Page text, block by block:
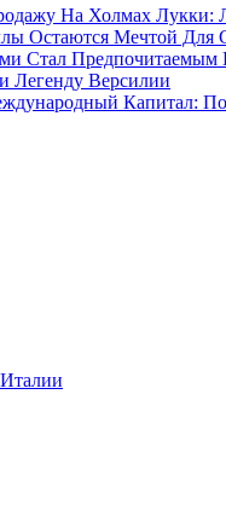
На Холмах Лукки:
Остаются Мечтой
Стал Предпочитаемым
Легенду Версилии
Капитал: